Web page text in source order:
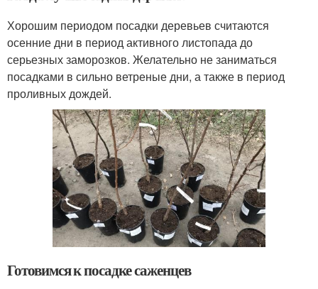
Хорошим периодом посадки деревьев считаются
осенние дни в период активного листопада до
серьезных заморозков. Желательно не заниматься
посадками в сильно ветреные дни, а также в период
проливных дождей.
Готовимся к посадке саженцев